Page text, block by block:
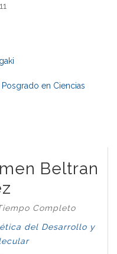
en Ciencias
Beltran
Completo
del Desarrollo y